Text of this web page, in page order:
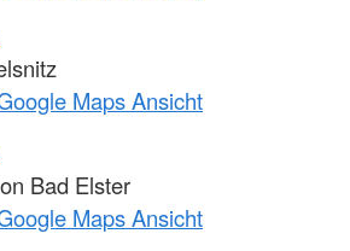
Maps Ansicht
Bad Elster
Maps Ansicht